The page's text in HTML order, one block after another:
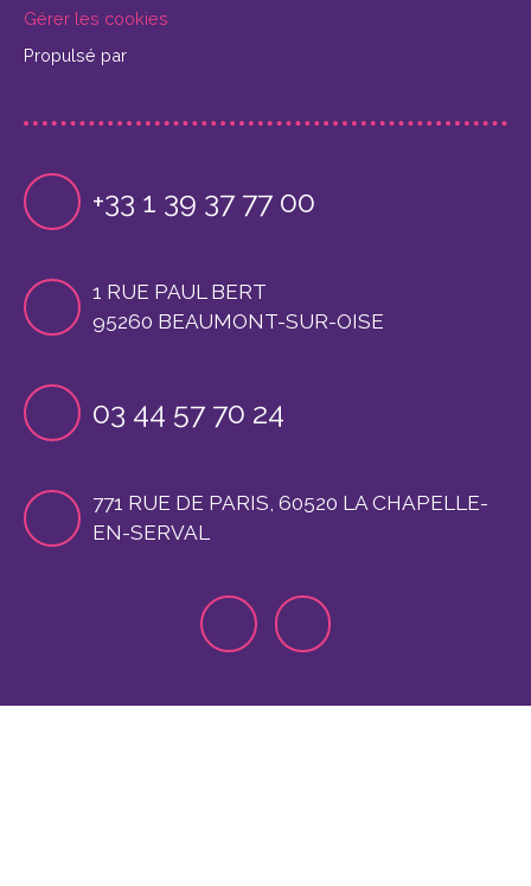
Gérer les cookies
Propulsé par
+33 1 39 37 77 00
1 RUE PAUL BERT
95260 BEAUMONT-SUR-OISE
03 44 57 70 24
771 RUE DE PARIS, 60520 LA CHAPELLE-
EN-SERVAL